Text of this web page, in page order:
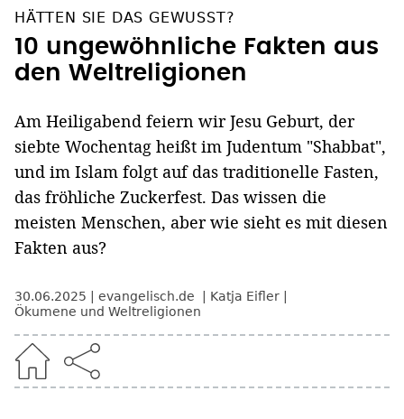
HÄTTEN SIE DAS GEWUSST?
10 ungewöhnliche Fakten aus
den Weltreligionen
Am Heiligabend feiern wir Jesu Geburt, der
siebte Wochentag heißt im Judentum "Shabbat",
und im Islam folgt auf das traditionelle Fasten,
das fröhliche Zuckerfest. Das wissen die
meisten Menschen, aber wie sieht es mit diesen
Fakten aus?
30.06.2025 evangelisch.de
Katja Eifler
Ökumene und Weltreligionen